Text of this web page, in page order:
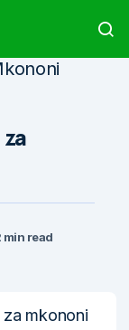
min read
mkononi